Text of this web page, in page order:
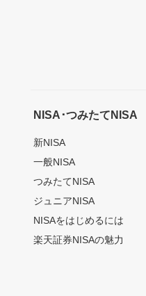
NISA･つみたてNISA
新NISA
一般NISA
つみたてNISA
ジュニアNISA
NISAをはじめるには
楽天証券NISAの魅力